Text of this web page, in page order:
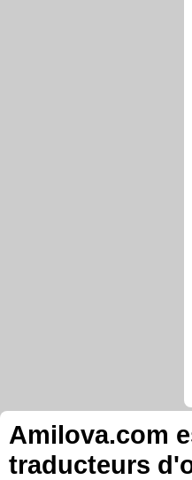
Amilova.com
traducteurs